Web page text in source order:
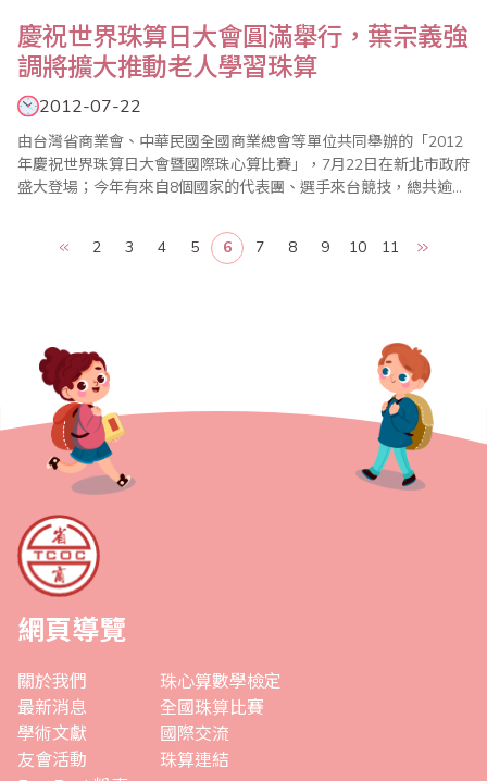
慶祝世界珠算日大會圓滿舉行，葉宗義強
調將擴大推動老人學習珠算
2012-07-22
由台灣省商業會、中華民國全國商業總會等單位共同舉辦的「2012
年慶祝世界珠算日大會暨國際珠心算比賽」，7月22日在新北市政府
盛大登場；今年有來自8個國家的代表團、選手來台競技，總共逾
長葉宗義(見左圖)致詞強調，珠算已成為每個人終身學習的有效工
具，省商會計畫進一步推動成立「台灣珠心算千人俱樂部」，以老
2 3 4 5 6 7 8 9 10 11
網頁導覽
關於我們
最新消息
學術文獻
友會活動
珠心算數學檢定
全國珠算比賽
國際交流
珠算連結